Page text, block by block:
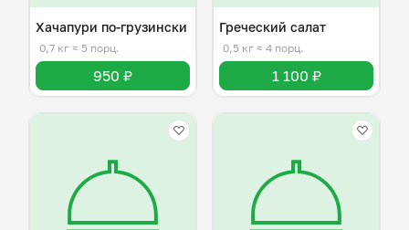
Хачапури по-грузински
0,7 кг ≈ 5 порц.
950 ₽
Греческий салат
0,5 кг ≈ 4 порц.
1 100 ₽